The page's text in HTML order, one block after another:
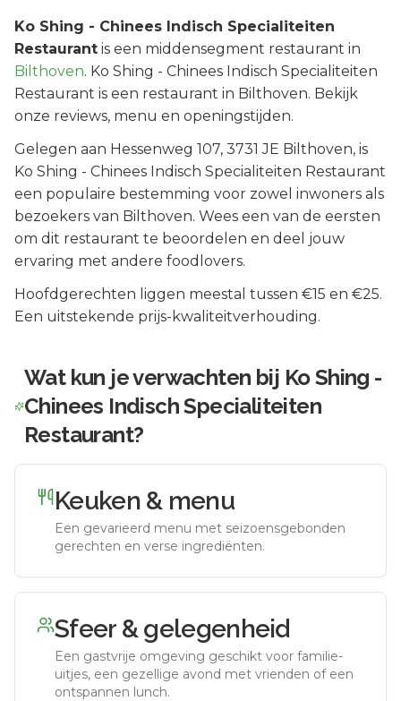
Ko Shing - Chinees Indisch Specialiteiten
Restaurant is een middensegment restaurant in
Bilthoven. Ko Shing - Chinees Indisch Specialiteiten
Restaurant is een restaurant in Bilthoven. Bekijk
onze reviews, menu en openingstijden.
Gelegen aan Hessenweg 107, 3731 JE Bilthoven, is
Ko Shing - Chinees Indisch Specialiteiten Restaurant
een populaire bestemming voor zowel inwoners als
bezoekers van Bilthoven. Wees een van de eersten
om dit restaurant te beoordelen en deel jouw
ervaring met andere foodlovers.
Hoofdgerechten liggen meestal tussen €15 en €25.
Een uitstekende prijs-kwaliteitverhouding.
Wat kun je verwachten bij Ko Shing -
Chinees Indisch Specialiteiten
Restaurant?
Keuken & menu
Een gevarieerd menu met seizoensgebonden
gerechten en verse ingrediënten.
Sfeer & gelegenheid
Een gastvrije omgeving geschikt voor familie-
uitjes, een gezellige avond met vrienden of een
ontspannen lunch.